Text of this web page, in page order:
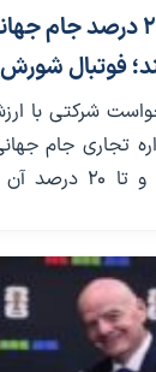
فیفا می‌خواست ۲۰ درصد
فوتبال شورش
تجاری جام
فیفا را برعهده